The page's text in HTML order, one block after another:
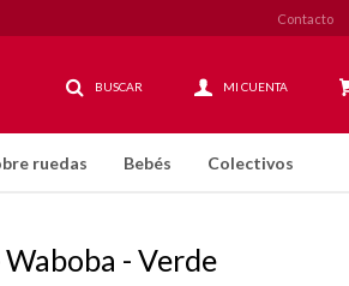
ruedas Bebés Colectivos
Contacto
- Verde